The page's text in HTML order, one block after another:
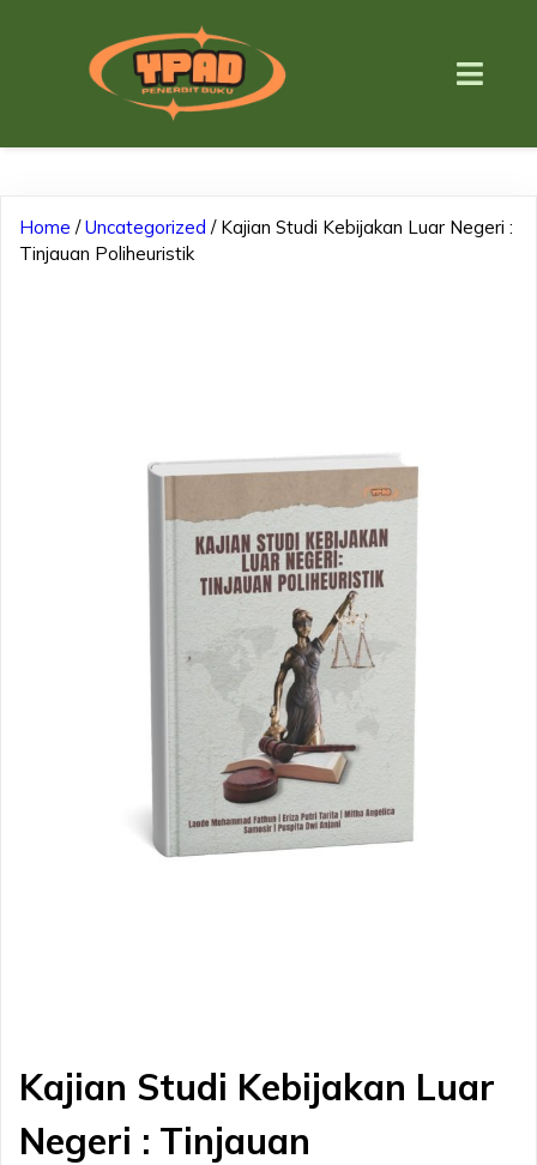
Home /Uncategorized / Kajian Studi Kebijakan Luar Negeri :
Tinjauan Poliheuristik
Kajian Studi Kebijakan Luar
Negeri : Tinjauan